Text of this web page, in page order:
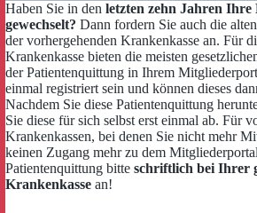
Haben Sie in den letzten zehn Jahren Ihre
gewechselt? Dann fordern Sie auch die
der vorhergehenden Krankenkasse an. Für
Krankenkasse bieten die meisten
der Patientenquittung in Ihrem
einmal registriert sein und können dieses
Nachdem Sie diese Patientenquittung
Sie diese für sich selbst erst einmal ab. Für
Krankenkassen, bei denen Sie nicht mehr
keinen Zugang mehr zu dem
Patientenquittung bitte schriftlich bei Ihrer
Krankenkasse an!